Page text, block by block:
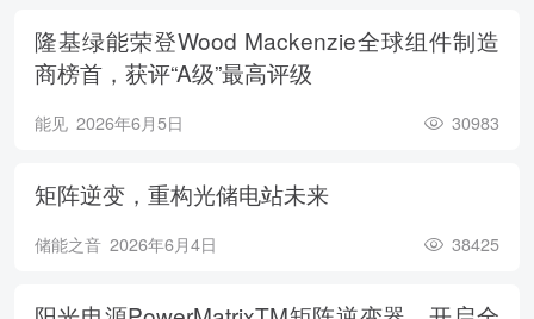
隆基绿能荣登Wood Mackenzie全球组件制造
商榜首，获评“A级”最高评级
能见 2026年6月5日 30983
矩阵逆变，重构光储电站未来
储能之音 2026年6月4日 38425